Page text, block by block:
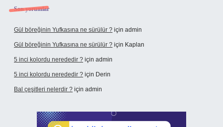
Son yorumlar
Gül böreğinin Yufkasına ne sürülür ? için admin
Gül böreğinin Yufkasına ne sürülür ? için Kaplan
5 inci kolordu nerededir ? için admin
5 inci kolordu nerededir ? için Derin
Bal çeşitleri nelerdir ? için admin